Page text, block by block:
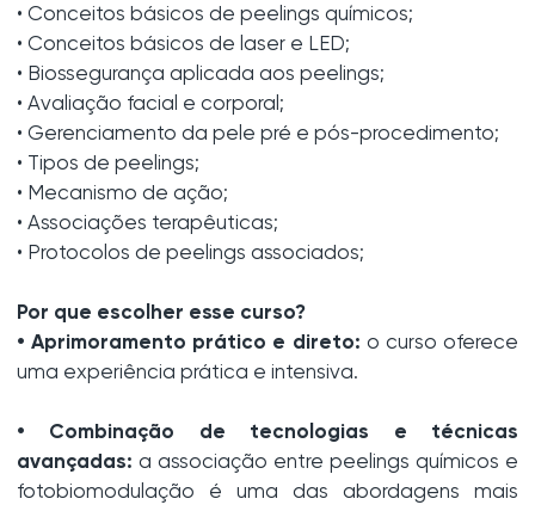
• Conceitos básicos de peelings químicos;
• Conceitos básicos de laser e LED;
• Biossegurança aplicada aos peelings;
• Avaliação facial e corporal;
• Gerenciamento da pele pré e pós-procedimento;
• Tipos de peelings;
• Mecanismo de ação;
• Associações terapêuticas;
• Protocolos de peelings associados;
Por que escolher esse curso?
• Aprimoramento prático e direto: o curso oferece
uma experiência prática e intensiva.
• Combinação de tecnologias e técnicas
avançadas: a associação entre peelings químicos e
fotobiomodulação é uma das abordagens mais